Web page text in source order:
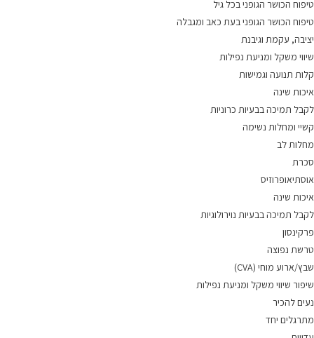
טיפוח הכושר הגופני בכל גיל
טיפוח הכושר הגופני בעת כאב ומגבלה
יציבה, עקמת וגיבנת
שיווי משקל ומניעת נפילות
קלות תנועה וגמישות
איכות שינה
לקבל תמיכה בבעיות כרוניות
קשיי ומחלות נשימה
מחלות לב
סכרת
אוסתיאופרוזיס
איכות שינה
לקבל תמיכה בבעיות נוירולוגיות
פרקינסון
טרשת נפוצה
שבץ/ארוע מוחי (CVA)
שיפור שיווי משקל ומניעת נפילות
נעים להכיר
מתרגלים יחד